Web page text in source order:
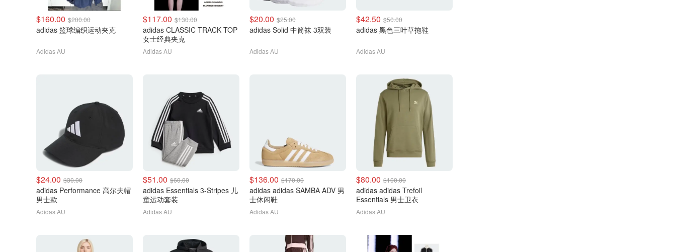
$160.00 $200.00
adidas 篮球编织运动夹克
Adidas AU
$117.00 $130.00
adidas CLASSIC TRACK TOP
女士经典夹克
Adidas AU
$20.00 $25.00
adidas Solid 中筒袜 3双装
Adidas AU
$42.50 $50.00
adidas 黑色三叶草拖鞋
Adidas AU
$24.00 $30.00
adidas Performance 高尔夫帽
男士款
Adidas AU
$51.00 $60.00
adidas Essentials 3-Stripes 儿
童运动套装
Adidas AU
$136.00 $170.00
adidas adidas SAMBA ADV 男
士休闲鞋
Adidas AU
$80.00 $100.00
adidas adidas Trefoil
Essentials 男士卫衣
Adidas AU